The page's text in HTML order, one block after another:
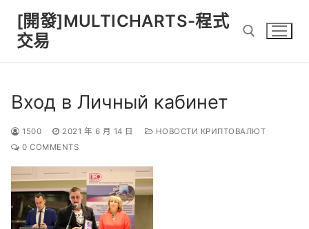
content
[開發]MULTICHARTS-程式
交易
Вход в Личный кабинет
1500 2021 年 6 月 14 日
НОВОСТИ КРИПТОВАЛЮТ
0 COMMENTS